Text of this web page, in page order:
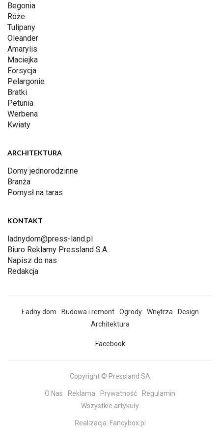
Begonia
Róże
Tulipany
Oleander
Amarylis
Maciejka
Forsycja
Pelargonie
Bratki
Petunia
Werbena
Kwiaty
ARCHITEKTURA
Domy jednorodzinne
Branża
Pomysł na taras
KONTAKT
ladnydom@press-land.pl
Biuro Reklamy Pressland S.A.
Napisz do nas
Redakcja
Ładny dom Budowa i remont Ogrody Wnętrza
Design
Architektura
Facebook
Copyright © Pressland SA
O Nas Reklama Prywatność
Regulamin
Wszystkie artykuły
Realizacja: Fancybox.pl